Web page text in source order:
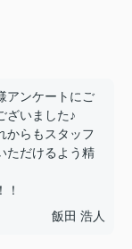
アンケートにご
ざいました♪
からもスタッフ
ただけるよう精
飯田 浩人